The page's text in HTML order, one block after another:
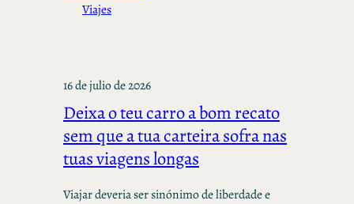
Viajes
16 de julio de 2026
Deixa o teu carro a bom recato
sem que a tua carteira sofra nas
tuas viagens longas
Viajar deveria ser sinónimo de liberdade e